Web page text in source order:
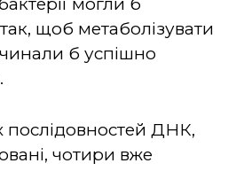
щоб метаболізувати
б успішно
послідовностей ДНК,
чотири вже